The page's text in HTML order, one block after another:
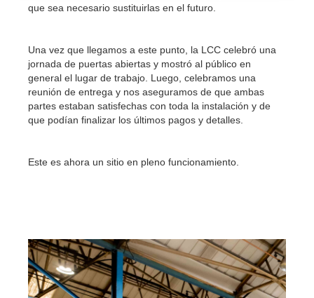
que sea necesario sustituirlas en el futuro.
Una vez que llegamos a este punto, la LCC celebró una
jornada de puertas abiertas y mostró al público en
general el lugar de trabajo. Luego, celebramos una
reunión de entrega y nos aseguramos de que ambas
partes estaban satisfechas con toda la instalación y de
que podían finalizar los últimos pagos y detalles.
Este es ahora un sitio en pleno funcionamiento.